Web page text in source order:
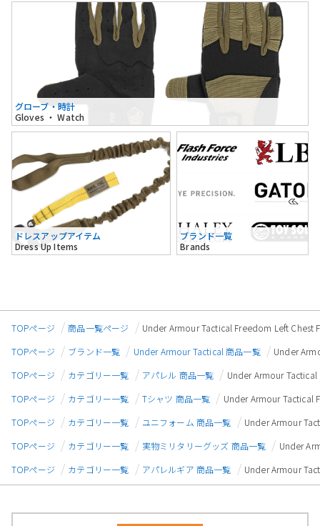
グローブ・時計
Gloves ・ Watch
ドレスアップアイテム
Dress Up Items
ブランド一覧
Brands
TOPページ 商品一覧ページ
Under Armour Tactical Freedom Left Chest
TOPページ
ブランド一覧 Under Armour Tactical 商品一覧
Under
TOPページ
カテゴリー一覧 アパレル 商品一覧
Under Armour Tactical
TOPページ
カテゴリー一覧 Tシャツ 商品一覧
Under Armour Tactical
TOPページ
カテゴリー一覧 ユニフォーム 商品一覧
Under Armour
TOPページ
カテゴリー一覧 実物ミリタリーグッズ 商品一覧
Under
TOPページ
カテゴリー一覧 アパレルギア 商品一覧 Under Armour